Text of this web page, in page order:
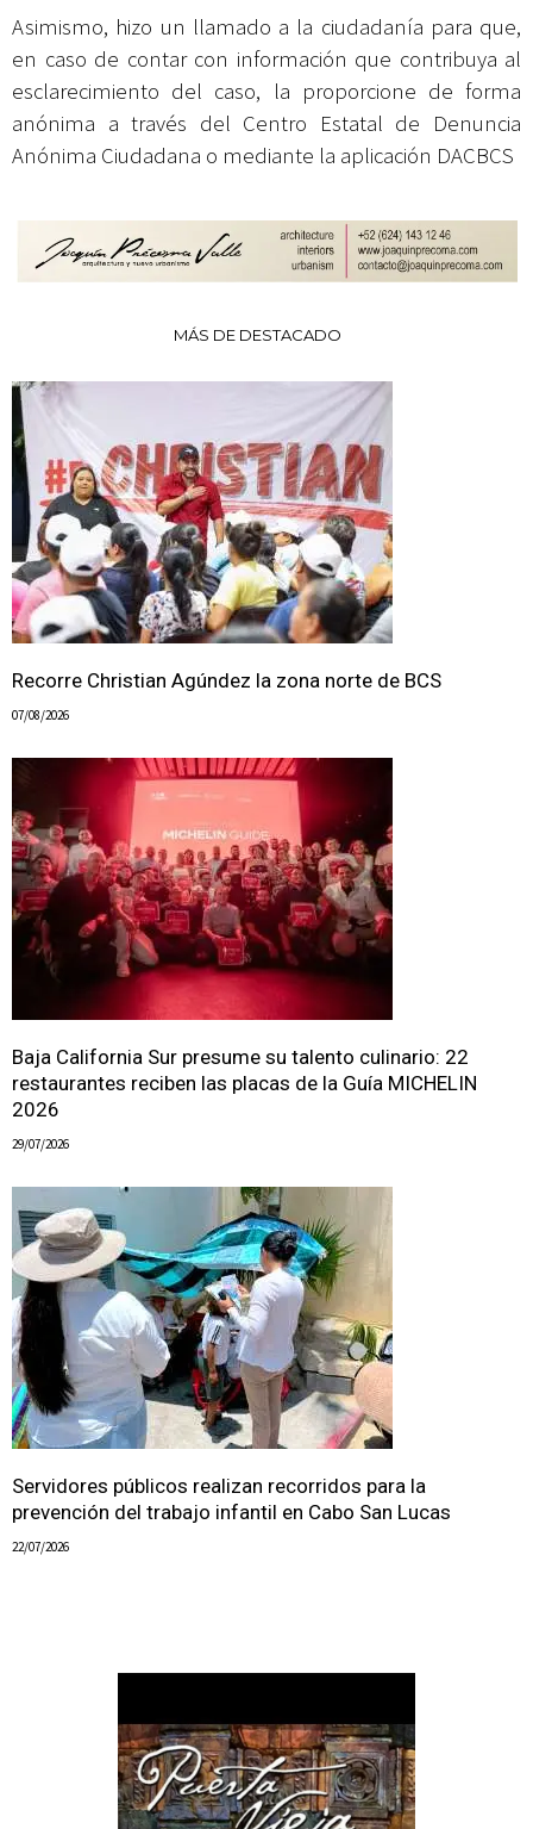
Asimismo, hizo un llamado a la ciudadanía para que,
en caso de contar con información que contribuya al
esclarecimiento del caso, la proporcione de forma
anónima a través del Centro Estatal de Denuncia
Anónima Ciudadana o mediante la aplicación DACBCS
MÁS DE DESTACADO
Recorre Christian Agúndez la zona norte de BCS
07/08/2026
Baja California Sur presume su talento culinario: 22
restaurantes reciben las placas de la Guía MICHELIN
2026
29/07/2026
Servidores públicos realizan recorridos para la
prevención del trabajo infantil en Cabo San Lucas
22/07/2026